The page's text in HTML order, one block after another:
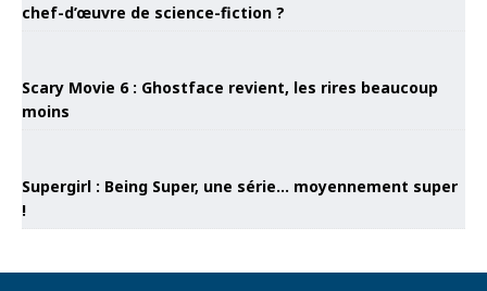
chef-d’œuvre de science-fiction ?
Scary Movie 6 : Ghostface revient, les rires beaucoup
moins
Supergirl : Being Super, une série… moyennement super
!